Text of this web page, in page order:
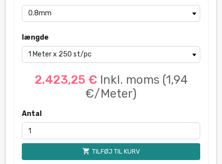
længde
2.423,25 € Inkl. moms (1,94
€/Meter)
Antal
shopping_cart TILFØJ TIL KURV